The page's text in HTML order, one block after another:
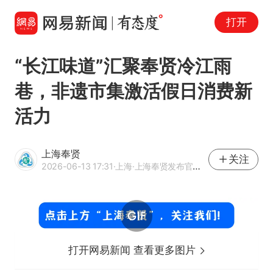
打开
“长江味道”汇聚奉贤冷江雨
巷，非遗市集激活假日消费新
活力
上海奉贤
2026-06-13 17:31·上海·上海奉贤发布官方网易号
关注
打开网易新闻 查看更多图片